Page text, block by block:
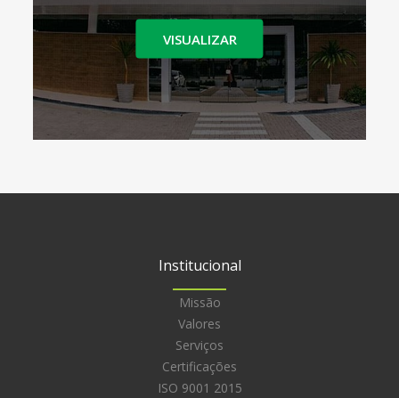
VISUALIZAR
Institucional
Missão
Valores
Serviços
Certificações
ISO 9001 2015